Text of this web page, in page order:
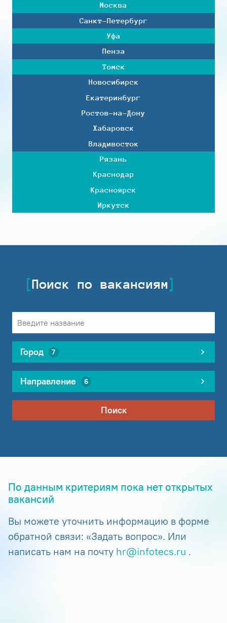
Москва
Санкт-Петербург
Уфа
Пенза
Томск
Новосибирск
Екатеринбург
Ростов-на-Дону
Хабаровск
Владивосток
Рязань
Краснодар
Красноярск
Иркутск
Поиск по вакансиям
Город 7
Направление 6
Поиск
По данным критериям пока нет открытых
вакансий
Вы можете уточнить информацию в форме
обратной связи: «Задать вопрос». Или
написать нам на почту hr@infotecs.ru .